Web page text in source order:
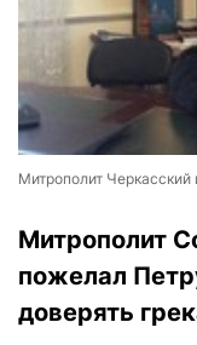
Митрополит
Митрополит
пожелал
доверять